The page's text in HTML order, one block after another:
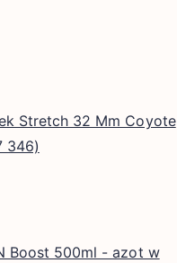
Stretch 32 Mm Coyote
346)
Boost 500ml - azot w